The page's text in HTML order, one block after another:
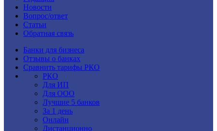
Новости
Вопрос/ответ
Статьи
Обратная связь
Банки для бизнеса
Отзывы о банках
Сравнить тарифы РКО
РКО
Для ИП
Для ООО
Лучшие 5 банков
За 1 день
Онлайн
Дистанционно